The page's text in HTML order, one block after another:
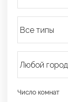
Число комнат